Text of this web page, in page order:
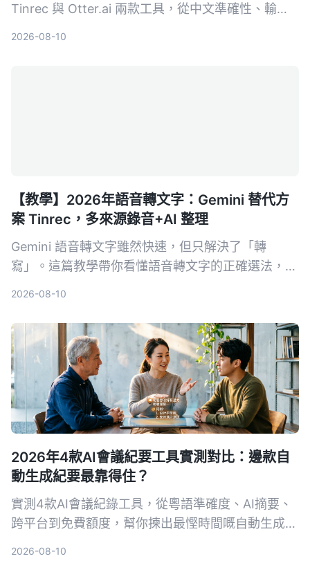
Tinrec 與 Otter.ai 兩款工具，從中文準確性、輸入
2026-08-10
【教學】2026年語音轉文字：Gemini 替代方
案 Tinrec，多來源錄音+AI 整理
Gemini 語音轉文字雖然快速，但只解決了「轉
寫」。這篇教學帶你看懂語音轉文字的正確選法，並
2026-08-10
2026年4款AI會議紀要工具實測對比：邊款自
動生成紀要最靠得住？
實測4款AI會議紀錄工具，從粵語準確度、AI摘要、
跨平台到免費額度，幫你揀出最慳時間嘅自動生成紀
2026-08-10